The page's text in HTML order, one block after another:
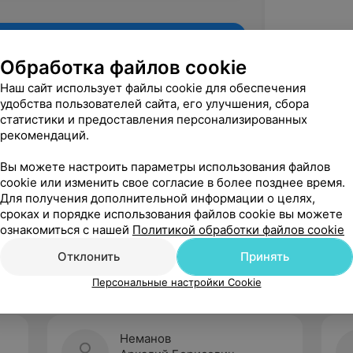
Рекомендую
Неманов
Обработка файлов cookie
Наш сайт использует файлы cookie для обеспечения
удобства пользователей сайта, его улучшения, сбора
статистики и предоставления персонализированных
рекомендаций.
Вы можете настроить параметры использования файлов
cookie или изменить свое согласие в более позднее время.
Для получения дополнительной информации о целях,
сроках и порядке использования файлов cookie вы можете
ознакомиться с нашей Политикой обработки файлов cookie
Отклонить
Принять
Персональные настройки Cookie